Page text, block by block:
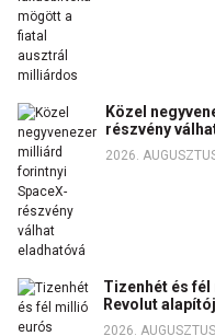
Közel
részvény
2026.
Tizenhét és
Revolut
2026.